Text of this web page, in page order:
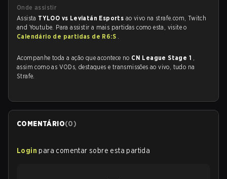
Onde assistir
Assista TYLOO vs Leviatán Esports ao vivo na strafe.com, Twitch
and Youtube. Para assistir a mais partidas como esta, visite o
Calendário de partidas de R6:S .
Acompanhe toda a ação que acontece no CN League Stage 1 ,
assim como as VODs, destaques e transmissões ao vivo, tudo na
Strafe.
COMENTÁRIO(0)
Login para comentar sobre esta partida